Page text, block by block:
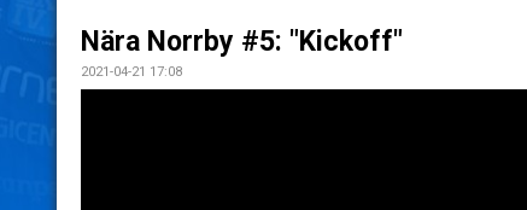
Nära Norrby #5: "Kickoff"
2021-04-21 17:08